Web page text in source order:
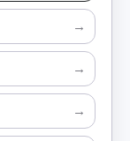
→
→
→